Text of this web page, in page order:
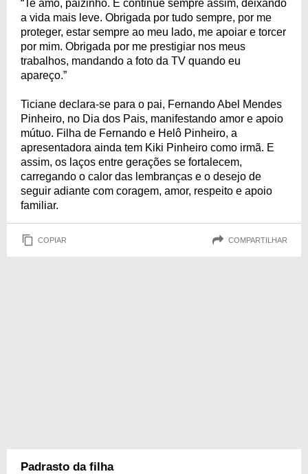
“Te amo, paizinho. E continue sempre assim, deixando
a vida mais leve. Obrigada por tudo sempre, por me
proteger, estar sempre ao meu lado, me apoiar e torcer
por mim. Obrigada por me prestigiar nos meus
trabalhos, mandando a foto da TV quando eu
apareço.”
Ticiane declara-se para o pai, Fernando Abel Mendes
Pinheiro, no Dia dos Pais, manifestando amor e apoio
mútuo. Filha de Fernando e Helô Pinheiro, a
apresentadora ainda tem Kiki Pinheiro como irmã. E
assim, os laços entre gerações se fortalecem,
carregando o calor das lembranças e o desejo de
seguir adiante com coragem, amor, respeito e apoio
familiar.
COPIAR COMPARTILHAR
Padrasto da filha